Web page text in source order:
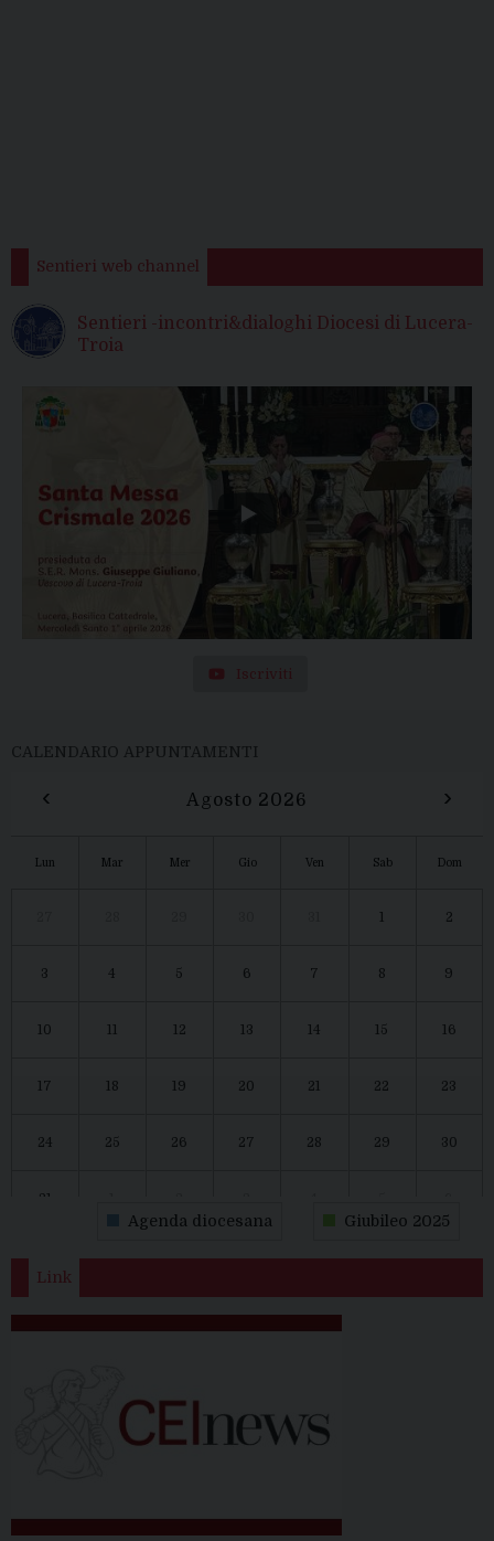
Sentieri web channel
Sentieri -incontri&dialoghi Diocesi di Lucera-
Troia
Iscriviti
CALENDARIO APPUNTAMENTI
‹ Agosto 2026 ›
Lun Mar Mer Gio Ven Sab Dom
2
3 4 5 6 7 8 9
10 12 13 14 15 16
17 18 19 20 21 22 23
24 25 26 27 28 29 30
31
Agenda diocesana Giubileo 2025
Link